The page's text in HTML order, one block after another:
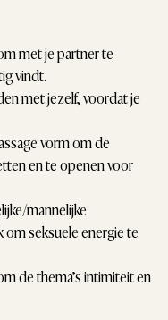
met je partner te
vindt.
met jezelf, voordat je
vorm om de
en te openen voor
mannelijke
om seksuele energie te
de thema’s intimiteit en